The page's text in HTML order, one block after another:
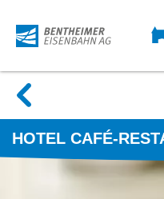
BE-
Mobil
zur
Übersicht
HOTEL CAFÉ-